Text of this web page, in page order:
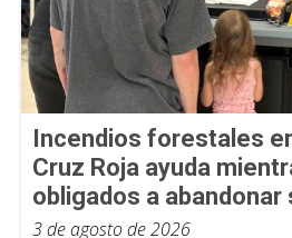
Incendios forestales
Cruz Roja ayuda
obligados a abandonar
3 de agosto de 2026